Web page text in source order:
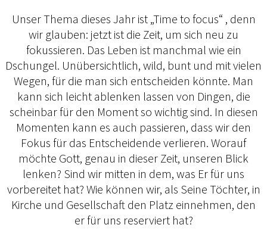
Unser Thema dieses Jahr ist „Time to focus“ , denn
wir glauben: jetzt ist die Zeit, um sich neu zu
fokussieren. Das Leben ist manchmal wie ein
Dschungel. Unübersichtlich, wild, bunt und mit vielen
Wegen, für die man sich entscheiden könnte. Man
kann sich leicht ablenken lassen von Dingen, die
scheinbar für den Moment so wichtig sind. In diesen
Momenten kann es auch passieren, dass wir den
Fokus für das Entscheidende verlieren. Worauf
möchte Gott, genau in dieser Zeit, unseren Blick
lenken? Sind wir mitten in dem, was Er für uns
vorbereitet hat? Wie können wir, als Seine Töchter, in
Kirche und Gesellschaft den Platz einnehmen, den
er für uns reserviert hat?